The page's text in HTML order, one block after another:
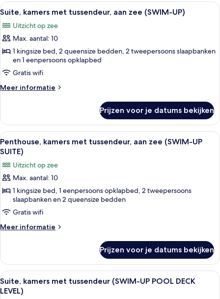
Alle
foto's
voor
Suite,
kamers
met
tussendeur,
aan
UP)
laden
Een hotelkamer met twee bedden,
7
Suite, kamers met tussendeur, aan zee (SWIM-UP)
Uitzicht op zee
Max. aantal: 10
1 kingsize bed, 2 queensize bedden, 2 tweepersoons slaapbanken
en 1 eenpersoons opklapbed
Gratis wifi
Meer informatie
Meer
kamers
met
tussendeur,
aan
(SWIM-
UP)
Prijzen voor je datums bekijken
Alle
foto's
Penthouse,
kamers
met
tussendeur,
aan
zee
SUITE)
laden
Een hotelkamer met twee bedden,
9
Penthouse, kamers met tussendeur, aan zee (SWIM-UP
SUITE)
Uitzicht op zee
Max. aantal: 10
1 kingsize bed, 1 eenpersoons opklapbed, 2 tweepersoons
slaapbanken en 2 queensize bedden
Gratis wifi
Meer informatie
Meer
kamers
met
tussendeur,
aan
Prijzen voor je datums bekijken
Alle
foto's
Een hotelkamer met twee bedden,
5
Suite, kamers met tussendeur (SWIM-UP POOL DECK
LEVEL)